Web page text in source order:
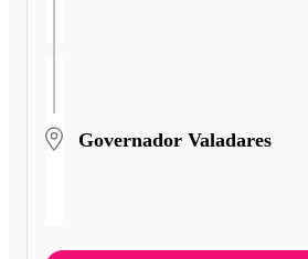
Governador Valadares